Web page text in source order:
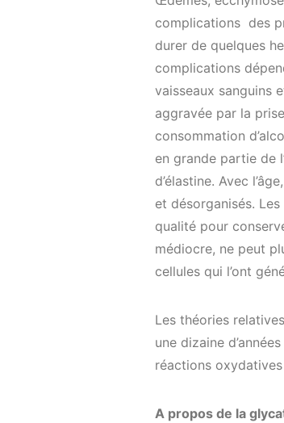
complications des
durer de quelques
complications
vaisseaux sanguins
aggravée par la
consommation
en grande partie de
d’élastine. Avec
et désorganisés.
qualité pour
médiocre, ne peut
cellules qui l’ont
Les théories
une dizaine
réactions
A propos de la